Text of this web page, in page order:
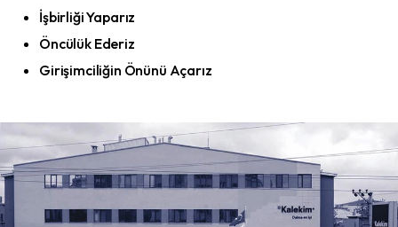
İşbirliği Yaparız
Öncülük Ederiz
Girişimciliğin Önünü Açarız